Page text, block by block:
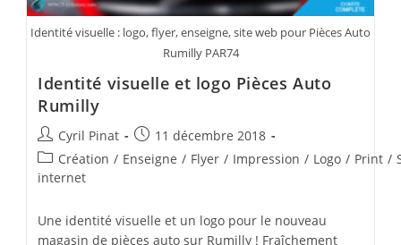
Identité visuelle : logo, flyer, enseigne, site web pour Pièces Auto
Rumilly PAR74
Identité visuelle et logo Pièces Auto
Rumilly
Auteur/autrice
de
la
Cyril Pinat
Publication
publiée :
11 décembre 2018
Post
category:
Création / Enseigne / Flyer / Impression / Logo / Print /
internet
Une identité visuelle et un logo pour le nouveau
magasin de pièces auto sur Rumilly ! Fraîchement